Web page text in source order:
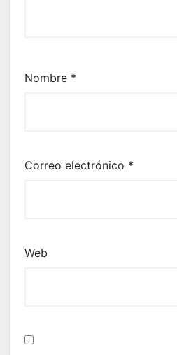
Nombre *
Correo electrónico *
Web